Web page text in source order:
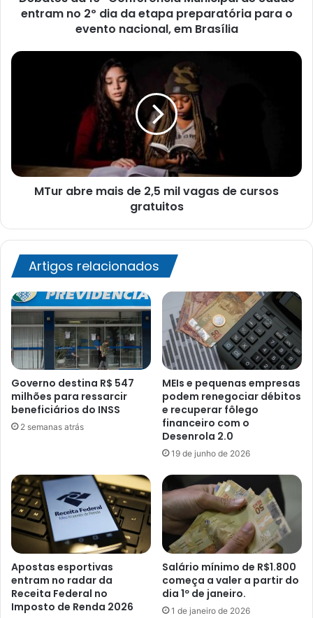
dia
preparatória
entram no 2º dia da etapa preparatória para o
evento nacional, em Brasília
MTur
cursos
gratuitosMTur abre mais de 2,5 mil vagas de cursos
gratuitos
Artigos relacionados
Governo destina R$ 547
milhões para ressarcir
beneficiários do INSS
2 semanas atrás
MEIs e pequenas empresas
podem renegociar débitos
e recuperar fôlego
financeiro com o
Desenrola 2.0
19 de junho de 2026
Apostas esportivas
entram no radar da
Receita Federal no
Imposto de Renda 2026
Salário mínimo de R$1.800
começa a valer a partir do
dia 1º de janeiro.
1 de janeiro de 2026